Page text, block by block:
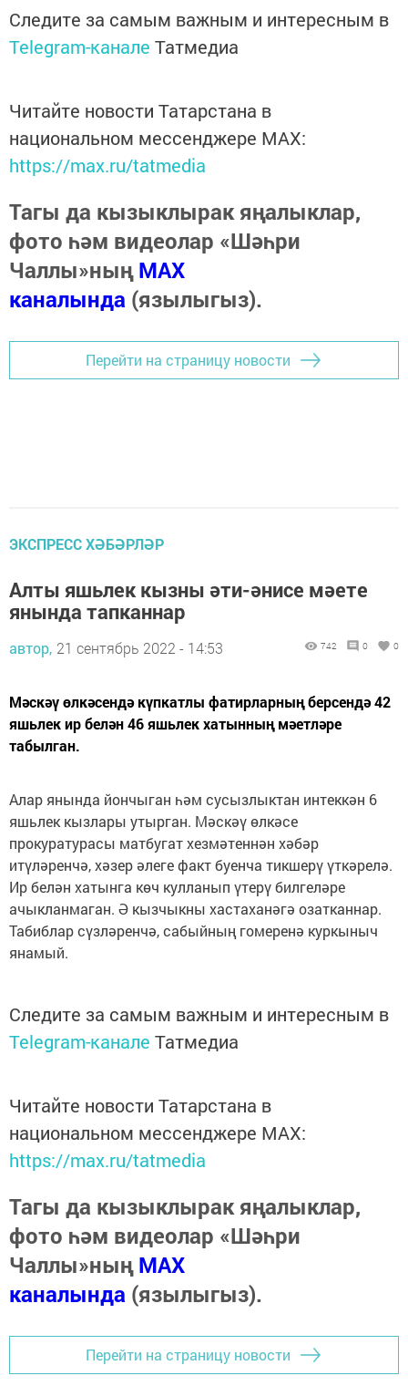
Следите за самым важным и интересным в
Telegram-канале Татмедиа
Читайте новости Татарстана в
национальном мессенджере MАХ:
https://max.ru/tatmedia
Тагы да кызыклырак яңалыклар,
фото һәм видеолар «Шәһри
Чаллы»ныңMAX
каналында (язылыгыз).
Перейти на страницу новости
ЭКСПРЕСС ХӘБӘРЛӘР
Алты яшьлек кызны әти-әнисе мәете
янында тапканнар
автор, 21 сентябрь 2022 - 14:53 742 0 0
Мәскәү өлкәсендә күпкатлы фатирларның берсендә 42
яшьлек ир белән 46 яшьлек хатынның мәетләре
табылган.
Алар янында йончыган һәм сусызлыктан интеккән 6
яшьлек кызлары утырган. Мәскәү өлкәсе
прокуратурасы матбугат хезмәтеннән хәбәр
итүләренчә, хәзер әлеге факт буенча тикшерү үткәрелә.
Ир белән хатынга көч кулланып үтерү билгеләре
ачыкланмаган. Ә кызчыкны хастаханәгә озатканнар.
Табиблар сүзләренчә, сабыйның гомеренә куркыныч
янамый.
Следите за самым важным и интересным в
Telegram-канале Татмедиа
Читайте новости Татарстана в
национальном мессенджере MАХ:
https://max.ru/tatmedia
Тагы да кызыклырак яңалыклар,
фото һәм видеолар «Шәһри
Чаллы»ныңMAX
каналында (язылыгыз).
Перейти на страницу новости